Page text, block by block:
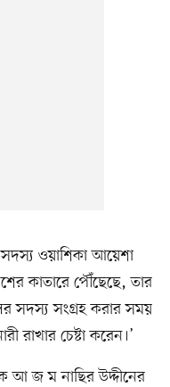
ওয়াশিকা আয়েশা
কাতারে পৌঁছেছে, তার
সদস্য সংগ্রহ করার সময়
রাখার চেষ্টা করেন।’
আ জ ম নাছির উদ্দীনের